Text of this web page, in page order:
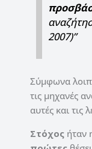
2007)”
Σύμφωνα
τις μηχανές
αυτές και τις
Στόχος ήταν